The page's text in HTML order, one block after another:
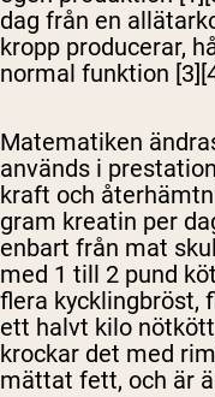
dag från en
kropp producerar,
normal funktion
Matematiken
används i
kraft och
gram kreatin per
enbart från mat
med 1 till 2 pund
flera kycklingbröst,
ett halvt kilo
krockar det med
mättat fett, och är